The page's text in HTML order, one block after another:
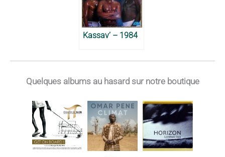
Kassav’ – 1984
Quelques albums au hasard sur notre boutique